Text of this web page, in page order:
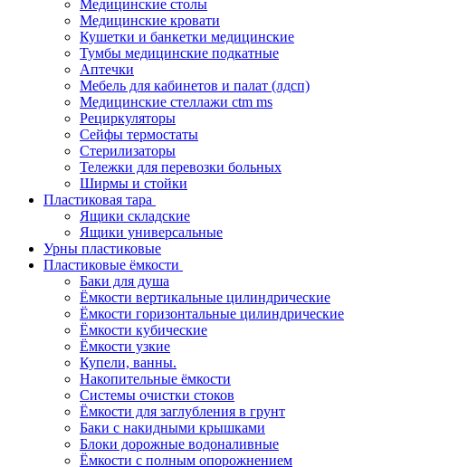
Медицинские столы
Медицинские кровати
Кушетки и банкетки медицинские
Тумбы медицинские подкатные
Аптечки
Мебель для кабинетов и палат (лдсп)
Медицинские стеллажи ctm ms
Рециркуляторы
Сейфы термостаты
Стерилизаторы
Тележки для перевозки больных
Ширмы и стойки
Пластиковая тара
Ящики складские
Ящики универсальные
Урны пластиковые
Пластиковые ёмкости
Баки для душа
Ёмкости вертикальные цилиндрические
Ёмкости горизонтальные цилиндрические
Ёмкости кубические
Ёмкости узкие
Купели, ванны.
Накопительные ёмкости
Системы очистки стоков
Ёмкости для заглубления в грунт
Баки с накидными крышками
Блоки дорожные водоналивные
Ёмкости с полным опорожнением